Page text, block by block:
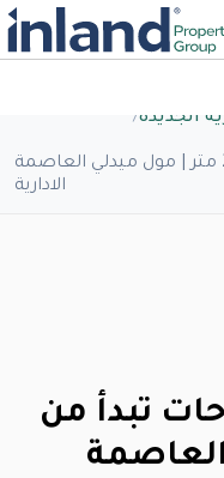
الجديدة/
وحدات ادارية بمساحات تبدأ من 29 متر | مول ميدلي العاصمة
الادارية
تبدأ من
العاصمة